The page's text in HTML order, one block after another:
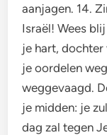
aanjagen. 14.
Israël! Wees
je hart, dochter
je oordelen
weggevaagd.
je midden: je
dag zal tegen